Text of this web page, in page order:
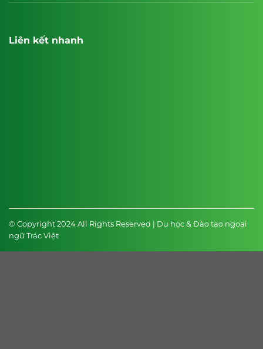
Liên kết nhanh
© Copyright 2024 All Rights Reserved | Du học & Đào tạo ngoại
ngữ Trác Việt